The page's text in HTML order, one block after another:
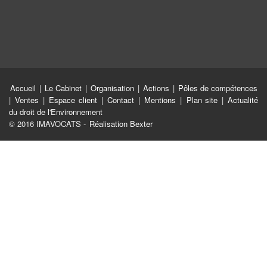
Accueil | Le Cabinet | Organisation | Actions | Pôles de compétences
| Ventes | Espace client | Contact | Mentions | Plan site | Actualité
du droit de l'Environnement
© 2016 IMAVOCATS - Réalisation Bexter